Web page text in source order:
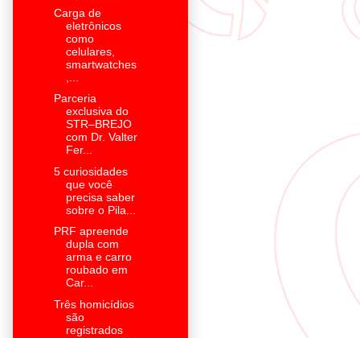
Carga de
eletrônicos
como
celulares,
smartwatches
Parceria
exclusiva do
STR–BREJO
com Dr. Valter
Fer...
5 curiosidades
que você
precisa saber
sobre o Pila...
PRF apreende
dupla com
arma e carro
roubado em
Car...
Três homicídios
são
registrados